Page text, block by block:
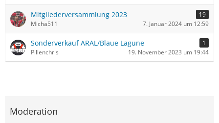
Mitgliederversammlung 2023
19
Micha511
7. Januar 2024 um 12:59
Sonderverkauf ARAL/Blaue Lagune
1
Pillenchris
19. November 2023 um 19:44
Moderation